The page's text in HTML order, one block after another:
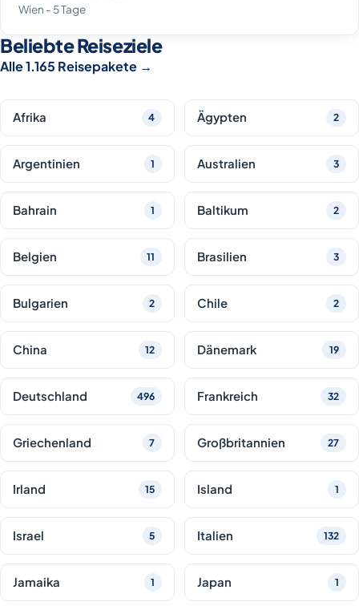
Wien - 5 Tage
Beliebte Reiseziele
Alle 1.165 Reisepakete →
Afrika 4 Ägypten 2
Argentinien 1 Australien 3
Bahrain 1 Baltikum 2
Belgien 11 Brasilien 3
Bulgarien 2 Chile 2
China 12 Dänemark 19
Deutschland 496 Frankreich 32
Griechenland 7 Großbritannien 27
Irland 15 Island 1
Israel 5 Italien 132
Jamaika 1 Japan 1